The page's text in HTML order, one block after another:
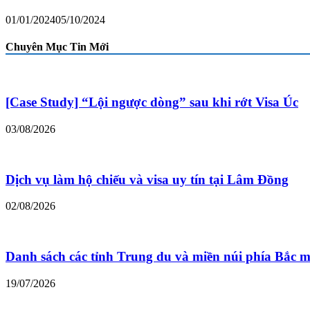
01/01/202405/10/2024
Chuyên Mục Tin Mới
[Case Study] “Lội ngược dòng” sau khi rớt Visa Úc
03/08/2026
Dịch vụ làm hộ chiếu và visa uy tín tại Lâm Đồng
02/08/2026
Danh sách các tỉnh Trung du và miền núi phía Bắc
19/07/2026